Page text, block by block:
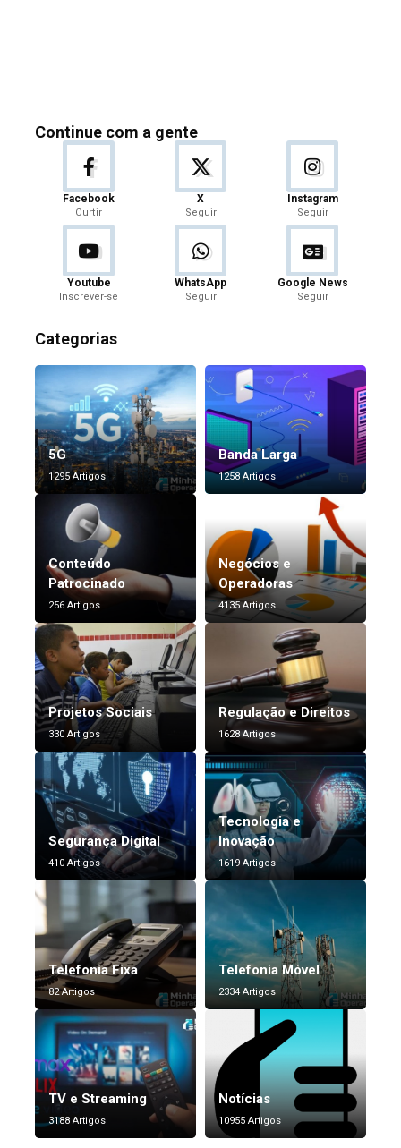
Continue com a gente
Facebook
Curtir
X
Seguir
Instagram
Seguir
Youtube
Inscrever-se
WhatsApp
Seguir
Google News
Seguir
Categorias
5G
1295 Artigos
Banda Larga
1258 Artigos
Conteúdo
Patrocinado
256 Artigos
Negócios e
Operadoras
4135 Artigos
Projetos Sociais
330 Artigos
Regulação e Direitos
1628 Artigos
Segurança Digital
410 Artigos
Tecnologia e
Inovação
1619 Artigos
Telefonia Fixa
82 Artigos
Telefonia Móvel
2334 Artigos
TV e Streaming
3188 Artigos
Notícias
10955 Artigos